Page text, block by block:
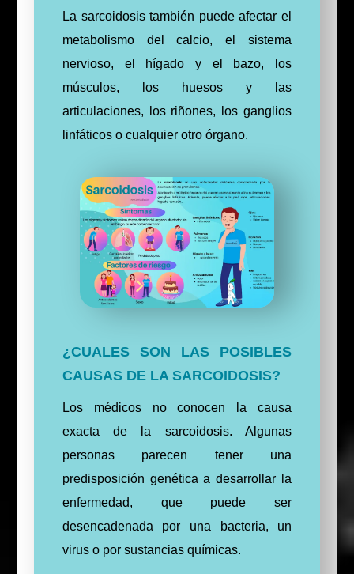
La sarcoidosis también puede afectar el
metabolismo del calcio, el sistema
nervioso, el hígado y el bazo, los
músculos, los huesos y las
articulaciones, los riñones, los ganglios
linfáticos o cualquier otro órgano.
¿CUALES SON LAS POSIBLES
CAUSAS DE LA SARCOIDOSIS?
Los médicos no conocen la causa
exacta de la sarcoidosis. Algunas
personas parecen tener una
predisposición genética a desarrollar la
enfermedad, que puede ser
desencadenada por una bacteria, un
virus o por sustancias químicas.